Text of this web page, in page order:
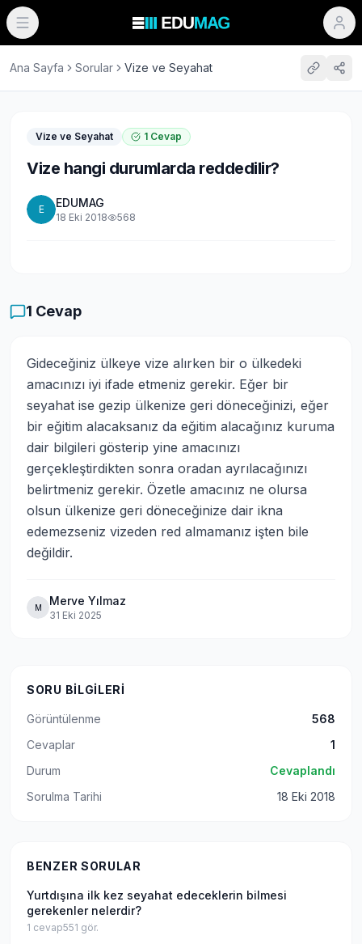
Ana Sayfa Sorular Vize ve Seyahat
Vize ve Seyahat 1 Cevap
Vize hangi durumlarda reddedilir?
E EDUMAG
18 Eki 2018 568
1 Cevap
Gideceğiniz ülkeye vize alırken bir o ülkedeki
amacınızı iyi ifade etmeniz gerekir. Eğer bir
seyahat ise gezip ülkenize geri döneceğinizi, eğer
bir eğitim alacaksanız da eğitim alacağınız kuruma
dair bilgileri gösterip yine amacınızı
gerçekleştirdikten sonra oradan ayrılacağınızı
belirtmeniz gerekir. Özetle amacınız ne olursa
olsun ülkenize geri döneceğinize dair ikna
edemezseniz vizeden red almamanız işten bile
değildir.
M Merve Yılmaz
31 Eki 2025
SORU BILGILERI
Görüntülenme
568
Cevaplar
1
Durum
Cevaplandı
Sorulma Tarihi
18 Eki 2018
BENZER SORULAR
Yurtdışına ilk kez seyahat edeceklerin bilmesi
gerekenler nelerdir?
1 cevap551 gör.